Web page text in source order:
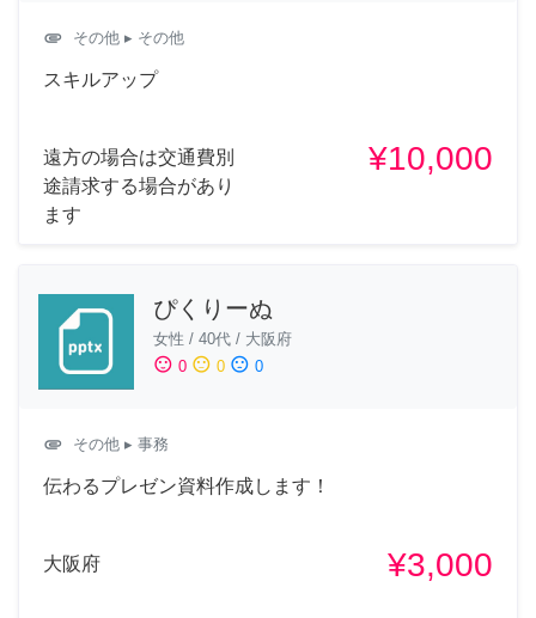
attachment その他 ▸ その他
スキルアップ
遠方の場合は交通費別
途請求する場合があり
ます
¥10,000
ぴくりーぬ
女性 / 40代 / 大阪府
sentiment_satisfied 0 sentiment_neutral 0 sentiment_dissatisfied 0
attachment その他 ▸ 事務
伝わるプレゼン資料作成します！
大阪府 ¥3,000